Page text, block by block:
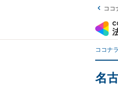
ココ
ココナ
名